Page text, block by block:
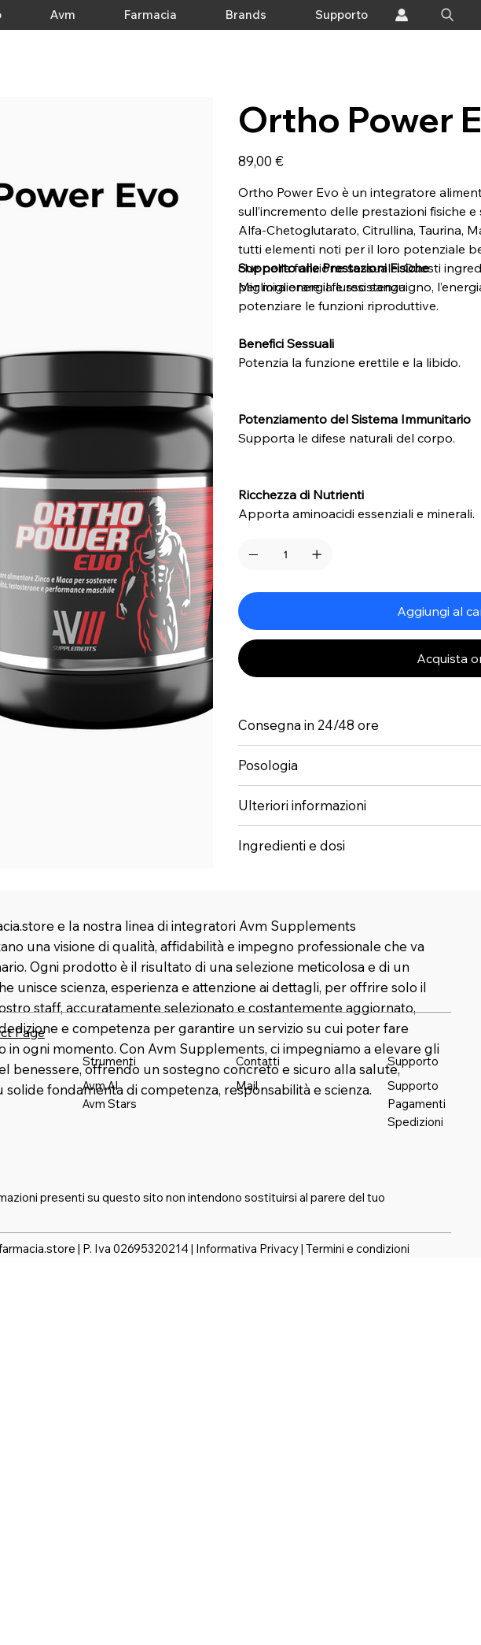
Avm Farmacia Brands Supporto
Ortho Power
Prezzo
89,00 €
Ortho Power Evo è un integratore
sull’incremento delle prestazioni fisiche
Alfa-Chetoglutarato, Citrullina, Taurina,
tutti elementi noti per il loro potenziale
che nella funzione sessuale. Questi
per migliorare il flusso sanguigno,
potenziare le funzioni riproduttive.
Supporto alle Prestazioni Fisiche
Migliora energia e resistenza.
Benefici Sessuali
Potenzia la funzione erettile e la libido.
Potenziamento del Sistema Immunitario
Supporta le difese naturali del corpo.
Ricchezza di Nutrienti
Apporta aminoacidi essenziali e minerali.
Aggiungi al
Acquista
Consegna in 24/48 ore
Posologia
Ulteriori informazioni
Ingredienti e dosi
e la nostra linea di integratori Avm Supplements
una visione di qualità, affidabilità e impegno professionale che va
Ogni prodotto è il risultato di una selezione meticolosa e di un
unisce scienza, esperienza e attenzione ai dettagli, per offrire solo il
staff, accuratamente selezionato e costantemente aggiornato,
e competenza per garantire un servizio su cui poter fare
in ogni momento. Con Avm Supplements, ci impegniamo a elevare gli
benessere, offrendo un sostegno concreto e sicuro alla salute,
solide fondamenta di competenza, responsabilità e scienza.
Page
Strumenti
Avm AI
Avm Stars
Contatti
Mail
Supporto
Supporto
Pagamenti
Spedizioni
presenti su questo sito non intendono sostituirsi al parere del tuo
| P. Iva 02695320214 | Informativa Privacy|Termini e condizioni